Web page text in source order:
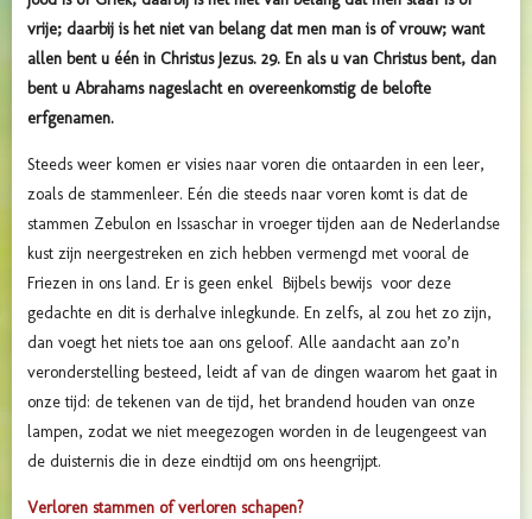
vrije; daarbij is het niet van belang dat men man is of vrouw; want
allen bent u één in Christus Jezus. 29. En als u van Christus bent, dan
bent u Abrahams nageslacht en overeenkomstig de belofte
erfgenamen.
Steeds weer komen er visies naar voren die ontaarden in een leer,
zoals de stammenleer. Eén die steeds naar voren komt is dat de
stammen Zebulon en Issaschar in vroeger tijden aan de Nederlandse
kust zijn neergestreken en zich hebben vermengd met vooral de
Friezen in ons land. Er is geen enkel Bijbels bewijs voor deze
gedachte en dit is derhalve inlegkunde. En zelfs, al zou het zo zijn,
dan voegt het niets toe aan ons geloof. Alle aandacht aan zo’n
veronderstelling besteed, leidt af van de dingen waarom het gaat in
onze tijd: de tekenen van de tijd, het brandend houden van onze
lampen, zodat we niet meegezogen worden in de leugengeest van
de duisternis die in deze eindtijd om ons heengrijpt.
Verloren stammen of verloren schapen?